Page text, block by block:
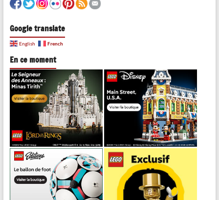
Google translate
English French
En ce moment